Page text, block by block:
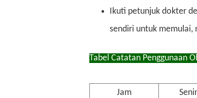
Ikuti petunjuk dokter
sendiri untuk memulai,
Tabel Catatan Penggunaan
Jam